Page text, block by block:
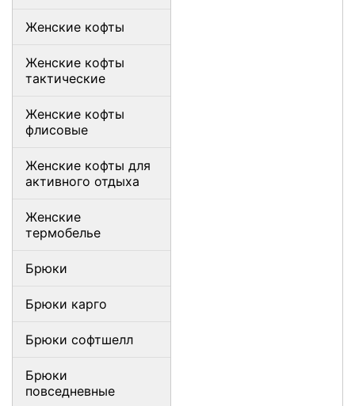
Женские кофты
Женские кофты
тактические
Женские кофты
флисовые
Женские кофты для
активного отдыха
Женские
термобелье
Брюки
Брюки карго
Брюки софтшелл
Брюки
повседневные